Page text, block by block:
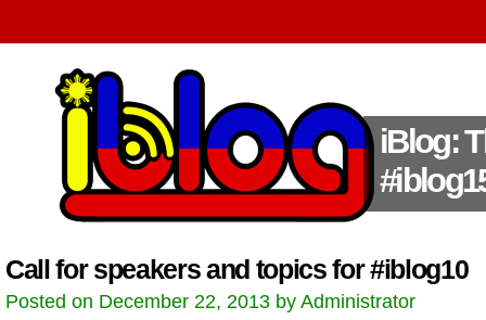
iBlog:
Call for speakers and topics for #iblog10
Posted on December 22, 2013 by Administrator